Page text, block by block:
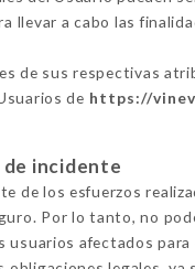
llevar a cabo las
de sus respectivas
de https://
incidente
de los esfuerzos
Por lo tanto, no
usuarios afectados